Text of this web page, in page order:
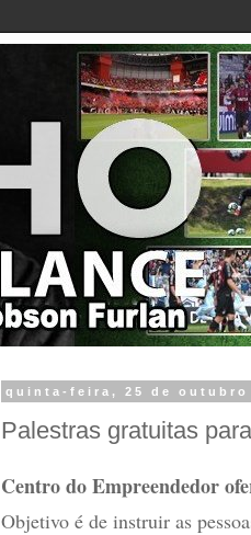
quinta-feira, 25 de outubro
Palestras gratuitas
Centro do Empreendedor
Objetivo é de instruir as